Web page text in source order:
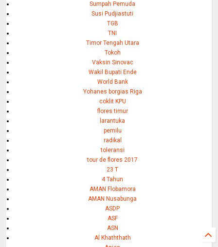
Sumpah Pemuda
Susi Pudjiastuti
TGB
TNI
Timor Tengah Utara
Tokoh
Vaksin Sinovac
Wakil Bupati Ende
World Bank
Yohanes borgias Riga
coklit KPU
flores timur
larantuka
pemilu
radikal
toleransi
tour de flores 2017
23 T
4 Tahun
AMAN Flobamora
AMAN Nusabunga
ASDP
ASF
ASN
Al Khaththath